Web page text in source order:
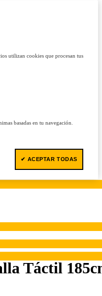
Táctil
utilizan cookies que procesan tus
basadas en tu navegación.
✔ ACEPTAR TODAS